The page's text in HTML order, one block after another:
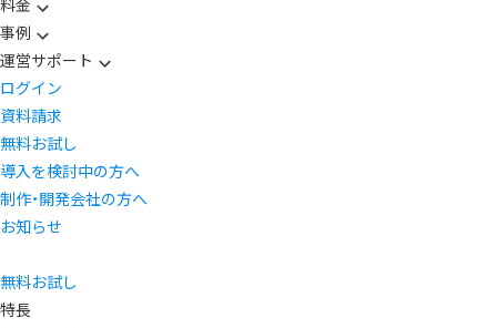
料金
事例
運営サポート
ログイン
資料請求
無料お試し
導入を検討中の方へ
制作・開発会社の方へ
お知らせ
無料お試し
特長